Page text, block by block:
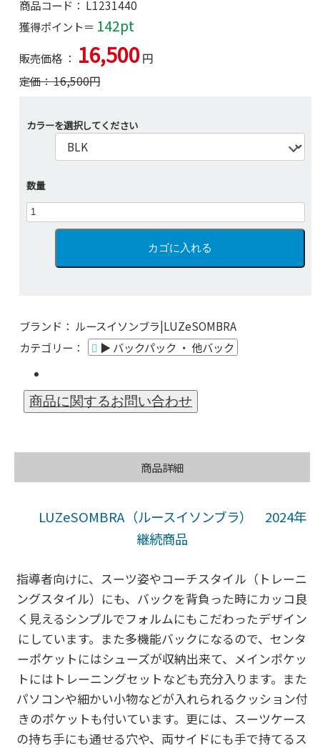
商品コード： L1231440
獲得ポイント＝ 142pt
販売価格 ： 16,500円
定価：16,500円
カラーを選択してください
数量
ブランド： ルースイソンブラ|LUZeSOMBRA
カテゴリー：
▶ バックパック ・ 他バック
商品詳細
LUZeSOMBRA（ルースイソンブラ） 2024年
継続商品
指導者向けに、スーツ姿やコーチスタイル（トレーニ
ングスタイル）にも、バックを背負った時にカッコ良
く見えるシンプルでフォルムにもこだわったデザイン
にしています。また多機能バックになるので、センタ
ーポケットにはシューズが収納出来て、メインポケッ
トにはトレーニングセットなども充分入ります。また
パソコンや細かい小物などが入れられるクッション付
きのポケットも付いています。更には、スーツケース
の持ち手にも通せる穴や、両サイドにも手で持てるス